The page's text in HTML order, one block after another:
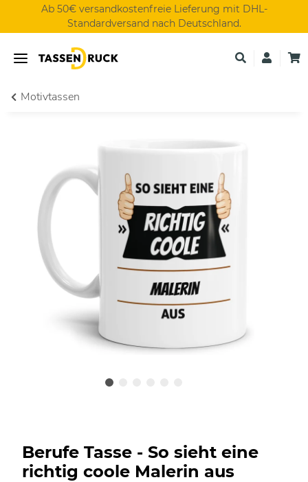
Ab 50€ versandkostenfreie Lieferung mit DHL-
Standardversand nach Deutschland.
Motivtassen
Berufe Tasse - So sieht eine
richtig coole Malerin aus